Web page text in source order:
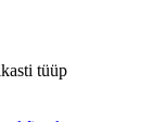
tüüp